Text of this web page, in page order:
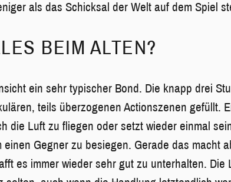
als das Schicksal der Welt auf dem Spiel
BEIM ALTEN?
ein sehr typischer Bond. Die knapp drei
teils überzogenen Actionszenen gefüllt.
die Luft zu fliegen oder setzt wieder einmal
Gegner zu besiegen. Gerade das macht
es immer wieder sehr gut zu unterhalten. Die